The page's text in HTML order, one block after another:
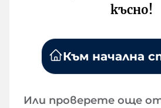
късно!
Към начална
Или проверете още